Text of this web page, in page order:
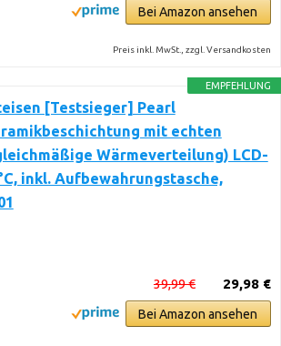
Bei Amazon ansehen
Preis inkl. MwSt., zzgl. Versandkosten
EMPFEHLUNG
[Testsieger] Pearl
mit echten
Wärmeverteilung) LCD-
inkl. Aufbewahrungstasche,
29,98 €
39,99 €
Bei Amazon ansehen